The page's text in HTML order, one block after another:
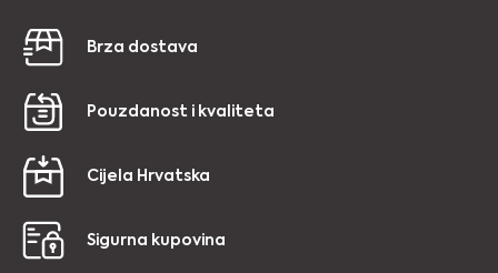
Brza dostava
Pouzdanost i kvaliteta
Cijela Hrvatska
Sigurna kupovina